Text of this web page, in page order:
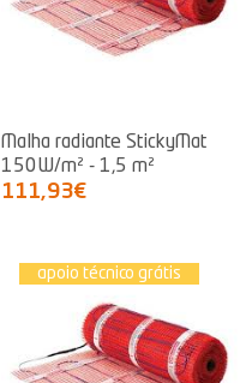
Malha radiante StickyMat
150W/m² - 1,5 m²
111,93€
apoio técnico grátis